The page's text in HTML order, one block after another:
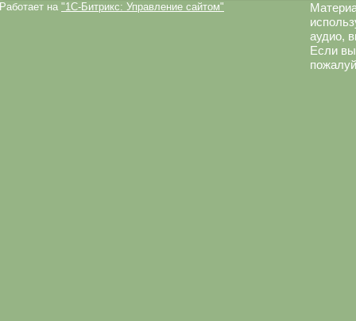
Работает на "1C-Битрикс: Управление сайтом"
аудио,
Если вы